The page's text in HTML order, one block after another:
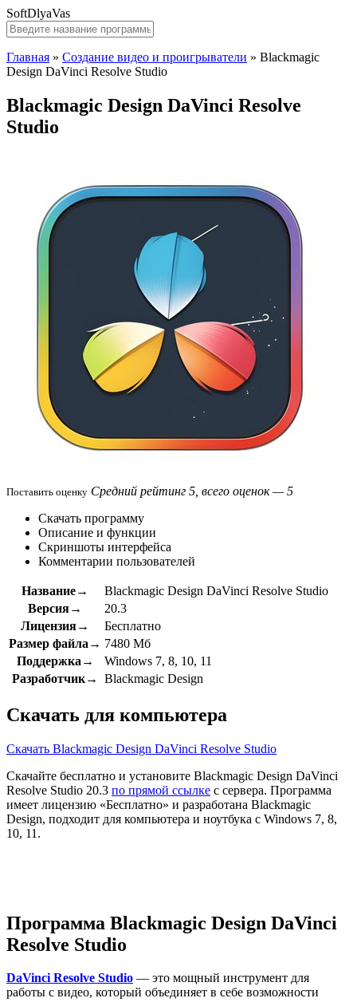
SoftDlyaVas
Главная » Создание видео и проигрыватели » Blackmagic
Design DaVinci Resolve Studio
Blackmagic Design DaVinci Resolve
Studio
Поставить оценку Средний рейтинг 5, всего оценок — 5
Скачать программу
Описание и функции
Скриншоты интерфейса
Комментарии пользователей
Название→
Blackmagic Design DaVinci Resolve Studio
Версия→
20.3
Лицензия→
Бесплатно
Размер файла→ 7480 Мб
Поддержка→
Windows 7, 8, 10, 11
Разработчик→
Blackmagic Design
Скачать для компьютера
Скачать Blackmagic Design DaVinci Resolve Studio
Скачайте бесплатно и установите Blackmagic Design DaVinci
Resolve Studio 20.3 по прямой ссылке с сервера. Программа
имеет лицензию «Бесплатно» и разработана Blackmagic
Design, подходит для компьютера и ноутбука с Windows 7, 8,
10, 11.
Программа Blackmagic Design DaVinci
Resolve Studio
DaVinci Resolve Studio — это мощный инструмент для
работы с видео, который объединяет в себе возможности